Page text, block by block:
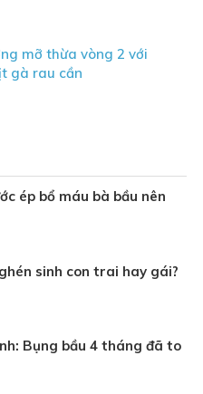
mỡ thừa vòng 2 với
gà rau cần
ép bổ máu bà bầu nên
sinh con trai hay gái?
Bụng bầu 4 tháng đã to